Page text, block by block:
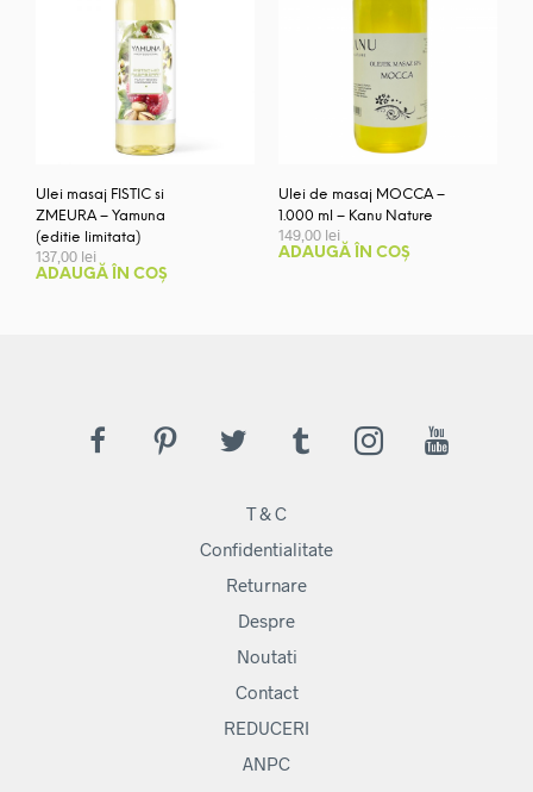
Ulei masaj FISTIC si
ZMEURA – Yamuna
(editie limitata)
137,00 lei
ADAUGĂ ÎN COȘ
Ulei de masaj MOCCA –
1.000 ml – Kanu Nature
149,00 lei
ADAUGĂ ÎN COȘ
T & C
Confidentialitate
Returnare
Despre
Noutati
Contact
REDUCERI
ANPC